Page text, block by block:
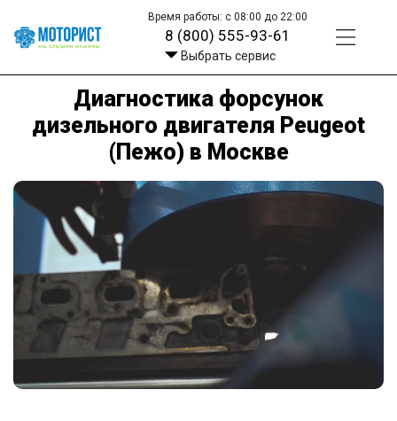
Время работы: с 08:00 до 22:00
8 (800) 555-93-61
Выбрать сервис
Диагностика форсунок
дизельного двигателя Peugeot
(Пежо) в Москве